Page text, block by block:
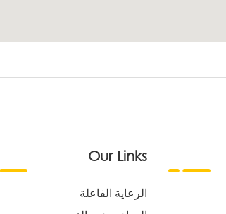
Our Links
الرعاية الفاعلة